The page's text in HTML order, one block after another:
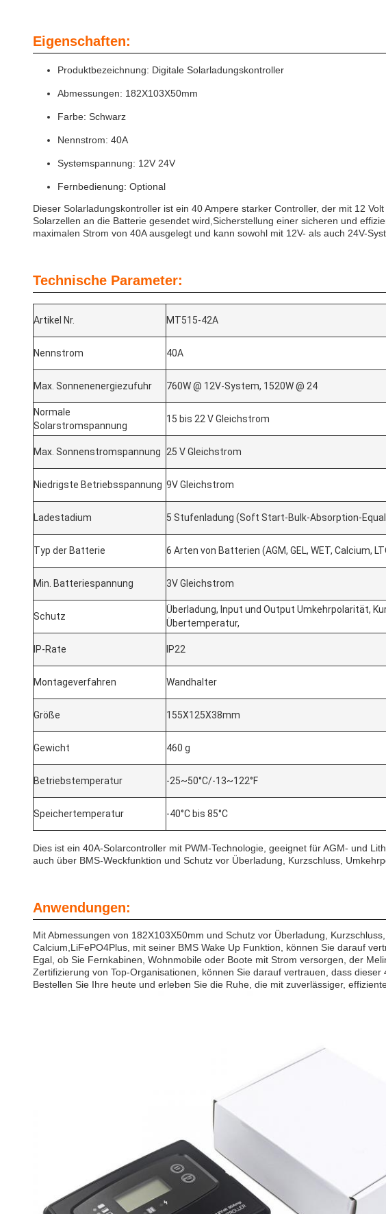
Eigenschaften:
Produktbezeichnung: Digitale Solarladungskontroller
Abmessungen: 182X103X50mm
Farbe: Schwarz
Nennstrom: 40A
Systemspannung: 12V 24V
Fernbedienung: Optional
Dieser Solarladungskontroller ist ein 40 Ampere starker Controller, der mit 12
Solarzellen an die Batterie gesendet wird,Sicherstellung einer sicheren und
maximalen Strom von 40A ausgelegt und kann sowohl mit 12V- als auch 24V-
Technische Parameter:
Artikel Nr. MT515-42A
Nennstrom 40A
Max. Sonnenenergiezufuhr 760W @ 12V-System, 1520W @ 24
Normale
Solarstromspannung
15 bis 22 V Gleichstrom
Max. Sonnenstromspannung 25 V Gleichstrom
Niedrigste Betriebsspannung 9V Gleichstrom
Ladestadium 5 Stufenladung (Soft Start-Bulk-Absorption-
Typ der Batterie 6 Arten von Batterien (AGM, GEL, WET, Calcium,
Min. Batteriespannung 3V Gleichstrom
Schutz
Überladung, Input und Output Umkehrpolarität,
Übertemperatur,
IP-Rate IP22
Montageverfahren Wandhalter
Größe 155X125X38mm
Gewicht 460 g
Betriebstemperatur -25~50°C/-13~122°F
Speichertemperatur -40°C bis 85°C
Dies ist ein 40A-Solarcontroller mit PWM-Technologie, geeignet für AGM- und
auch über BMS-Weckfunktion und Schutz vor Überladung, Kurzschluss,
Anwendungen:
Mit Abmessungen von 182X103X50mm und Schutz vor Überladung,
Calcium,LiFePO4Plus, mit seiner BMS Wake Up Funktion, können Sie darauf
Egal, ob Sie Fernkabinen, Wohnmobile oder Boote mit Strom versorgen, der
Zertifizierung von Top-Organisationen, können Sie darauf vertrauen, dass
Bestellen Sie Ihre heute und erleben Sie die Ruhe, die mit zuverlässiger,